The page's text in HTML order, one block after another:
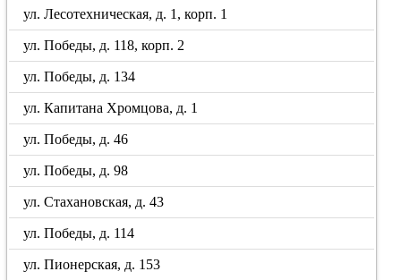
ул. Лесотехническая, д. 1, корп. 1
ул. Победы, д. 118, корп. 2
ул. Победы, д. 134
ул. Капитана Хромцова, д. 1
ул. Победы, д. 46
ул. Победы, д. 98
ул. Стахановская, д. 43
ул. Победы, д. 114
ул. Пионерская, д. 153